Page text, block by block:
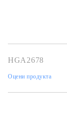
HGA2678
Оцени продукта